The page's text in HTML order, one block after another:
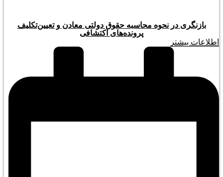
بازنگری در نحوه محاسبه حقوق دولتی معادن و تعیین‌تکلیف
پرونده‌های اکتشافی
اطلاعات بیشتر